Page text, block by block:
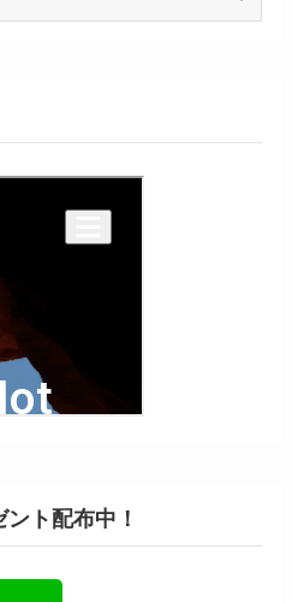
ト配布中！